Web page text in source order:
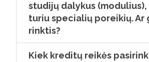
studijų dalykus
turiu specialių poreikių. Ar
rinktis?
Kiek kreditų reikės